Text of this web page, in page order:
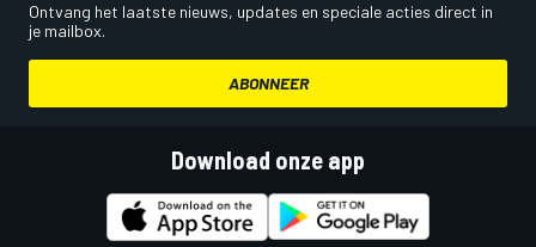
Ontvang het laatste nieuws, updates en speciale acties direct in
je mailbox.
ABONNEER
Download onze app